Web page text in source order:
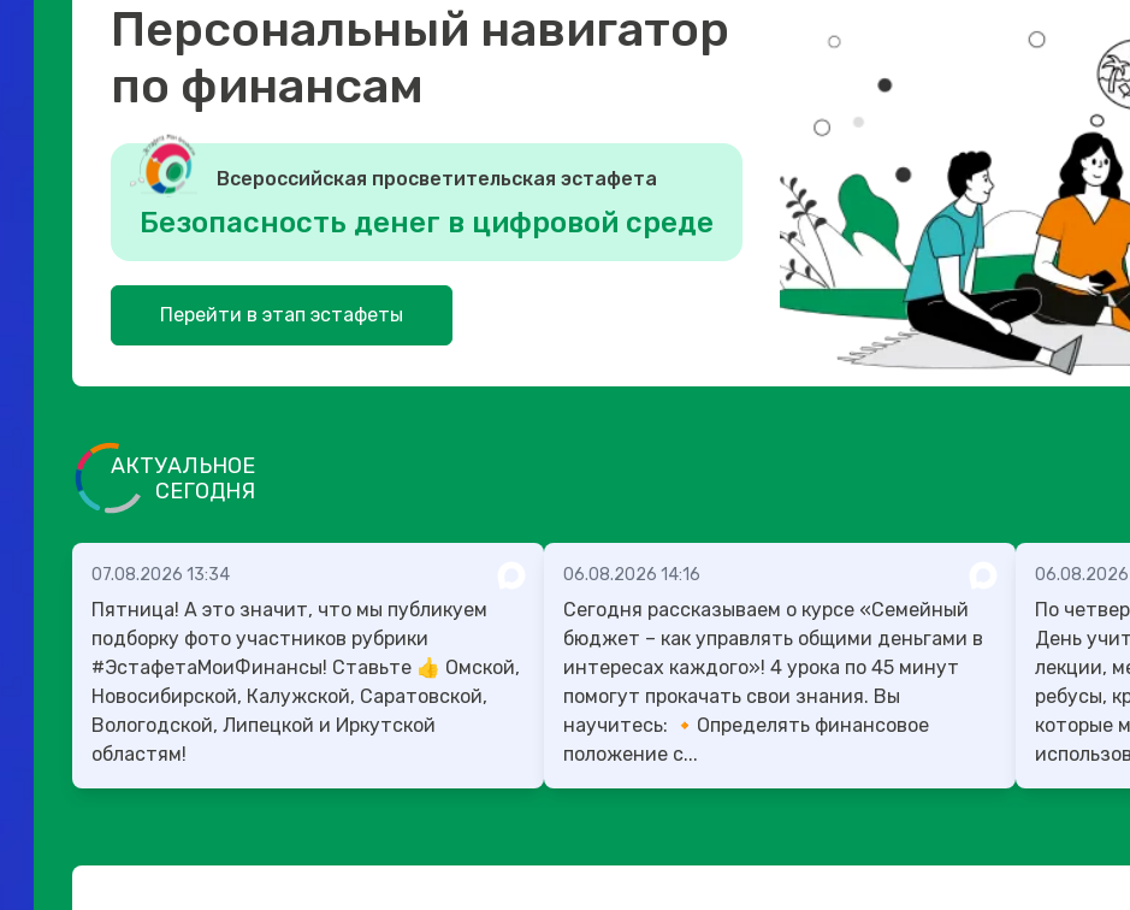
Персональный навигатор
по финансам
Всероссийская просветительская эстафета
Безопасность денег в цифровой среде
Перейти в этап эстафеты
АКТУАЛЬНОЕ
СЕГОДНЯ
07.08.2026 13:34
Пятница! А это значит, что мы публикуем
подборку фото участников рубрики
#ЭстафетаМоиФинансы! Ставьте 👍 Омской,
Новосибирской, Калужской, Саратовской,
Вологодской, Липецкой и Иркутской
областям!
06.08.2026 14:16
Сегодня рассказываем о курсе «Семейный
бюджет – как управлять общими деньгами в
интересах каждого»! 4 урока по 45 минут
помогут прокачать свои знания. Вы
научитесь: 🔸Определять финансовое
положение с...
06.08.2026
По
День учителя! В этот день
лекции,
ребусы,
которые